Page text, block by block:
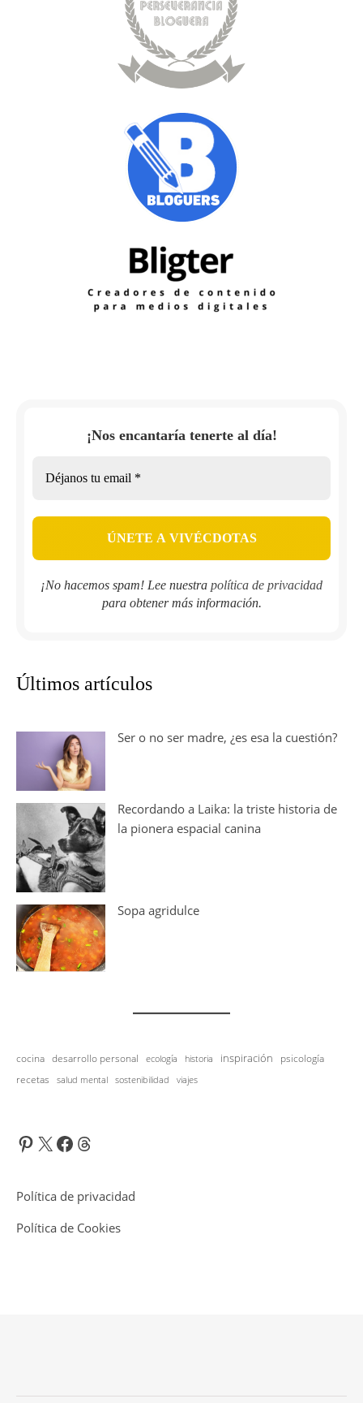
¡Nos encantaría tenerte al día!
¡No hacemos spam! Lee nuestra política de privacidad
para obtener más información.
Últimos artículos
Ser o no ser madre, ¿es esa la cuestión?
Recordando a Laika: la triste historia de
la pionera espacial canina
Sopa agridulce
cocina desarrollo personal ecología historia inspiración
psicología
recetas
salud mental sostenibilidad viajes
Pinterest
X Facebook
Threads
Política de privacidad
Política de Cookies